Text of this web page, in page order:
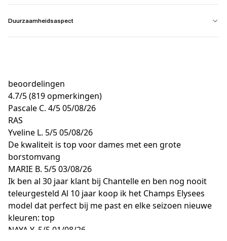
Duurzaamheidsaspect
beoordelingen
4.7/5(819 opmerkingen)
Pascale C. 4/505/08/26
RAS
Yveline L. 5/505/08/26
De kwaliteit is top voor dames met een grote
borstomvang
MARIE B. 5/503/08/26
Ik ben al 30 jaar klant bij Chantelle en ben nog nooit
teleurgesteld Al 10 jaar koop ik het Champs Elysees
model dat perfect bij me past en elke seizoen nieuwe
kleuren: top
NAYA Y. 5/5 01/08/26